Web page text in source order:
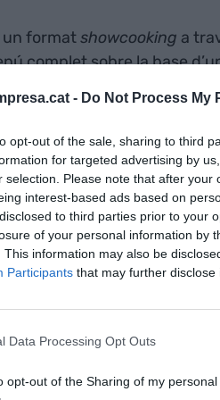
- Do Not Process My
opt-out of the sale, sharing to third
for targeted advertising by
selection. Please note that after
interest-based ads based on
to third parties prior to your
of your personal information by
This information may also be
Participants that may further disclose
Data Processing Opt Outs
opt-out of the Sharing of my personal
un formatshowcooking a
complet sobre la base
al
Diagonal de Barcelona.
el valor afegit dels
6 edicions
Productes de